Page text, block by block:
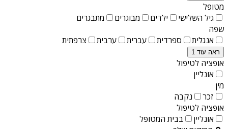
מטופל
גיל השלישי
ילדים מבוגרים
מתבגרים
שפה
אנגלית
ספרדית עברית ערבית צרפתית
ראה עוד 1
אופציה לטיפול
אונליין
מין
זכר
נקבה
אופציה לטיפול
אונליין
בבית המטופל